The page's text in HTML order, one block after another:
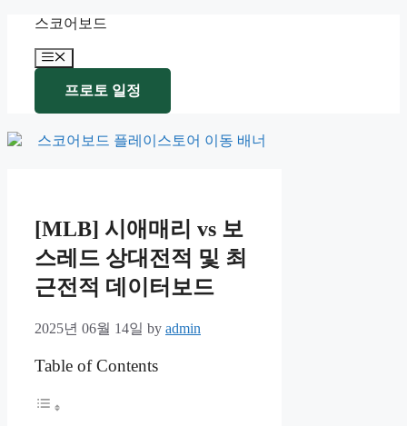
content
스코어보드
Menu
프로토 일정
[MLB] 시애매리 vs 보
스레드 상대전적 및 최
근전적 데이터보드
2025년 06월 14일 by admin
Table of Contents